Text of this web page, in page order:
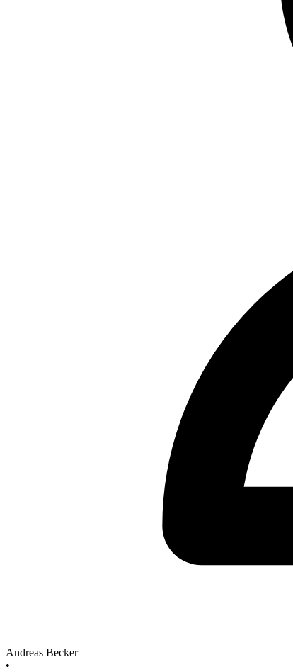
Andreas Becker
•